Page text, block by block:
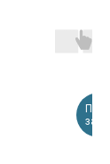
за